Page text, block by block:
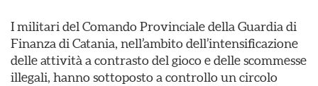
I militari del Comando Provinciale della Guardia di
Finanza di Catania, nell’ambito dell’intensificazione
delle attività a contrasto del gioco e delle scommesse
illegali, hanno sottoposto a controllo un circolo